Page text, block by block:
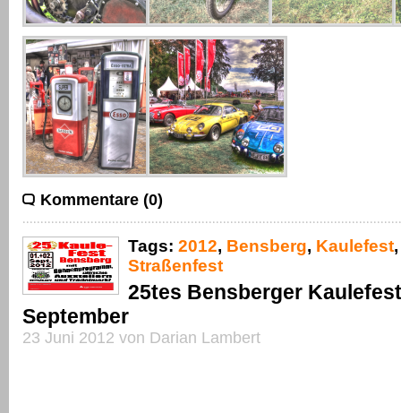
Kommentare (0)
Tags: 2012, Bensberg, Kaulefest
Straßenfest
25tes Bensberger
September
23 Juni 2012 von Darian Lambert